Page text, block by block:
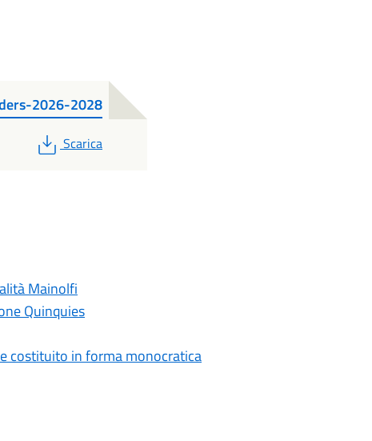
2026-2028
PDF
Scarica
Mainolfi
Quinquies
costituito in forma monocratica